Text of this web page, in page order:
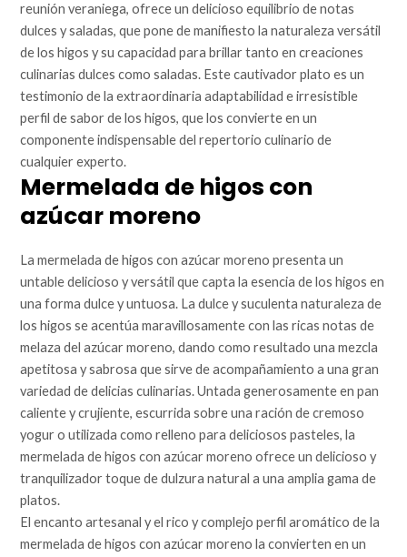
reunión veraniega, ofrece un delicioso equilibrio de notas
dulces y saladas, que pone de manifiesto la naturaleza versátil
de los higos y su capacidad para brillar tanto en creaciones
culinarias dulces como saladas. Este cautivador plato es un
testimonio de la extraordinaria adaptabilidad e irresistible
perfil de sabor de los higos, que los convierte en un
componente indispensable del repertorio culinario de
cualquier experto.
Mermelada de higos con
azúcar moreno
La mermelada de higos con azúcar moreno presenta un
untable delicioso y versátil que capta la esencia de los higos en
una forma dulce y untuosa. La dulce y suculenta naturaleza de
los higos se acentúa maravillosamente con las ricas notas de
melaza del azúcar moreno, dando como resultado una mezcla
apetitosa y sabrosa que sirve de acompañamiento a una gran
variedad de delicias culinarias. Untada generosamente en pan
caliente y crujiente, escurrida sobre una ración de cremoso
yogur o utilizada como relleno para deliciosos pasteles, la
mermelada de higos con azúcar moreno ofrece un delicioso y
tranquilizador toque de dulzura natural a una amplia gama de
platos.
El encanto artesanal y el rico y complejo perfil aromático de la
mermelada de higos con azúcar moreno la convierten en un